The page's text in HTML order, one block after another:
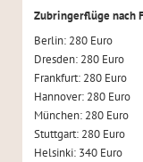
Zubringerflüge nach
Berlin: 280 Euro
Dresden: 280 Euro
Frankfurt: 280 Euro
Hannover: 280 Euro
München: 280 Euro
Stuttgart: 280 Euro
Helsinki: 340 Euro